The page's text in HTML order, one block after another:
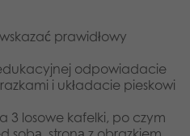
prawidłowy
odpowiadacie
i układacie pieskowi
3 losowe kafelki, po czym